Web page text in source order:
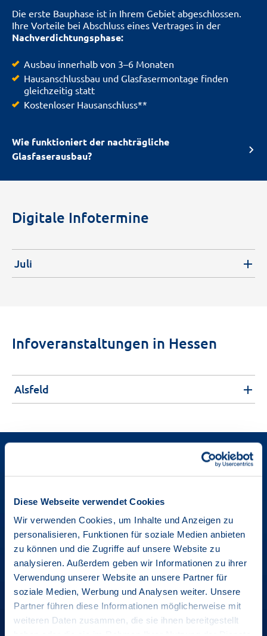
Diese Webseite verwendet Cookies
Wir verwenden Cookies, um Inhalte und Anzeigen zu
personalisieren, Funktionen für soziale Medien anbieten
zu können und die Zugriffe auf unsere Website zu
analysieren. Außerdem geben wir Informationen zu ihrer
Verwendung unserer Website an unsere Partner für
soziale Medien, Werbung und Analysen weiter. Unsere
Partner führen diese Informationen möglicherweise mit
weiteren Daten zusammen, die sie ihnen bereitgestellt
Die erste Bauphase ist in Ihrem Gebiet abgeschlossen.
Ihre Vorteile bei Abschluss eines Vertrages in der
Nachverdichtungsphase:
Ausbau innerhalb von 3–6 Monaten
Hausanschlussbau und Glasfasermontage finden
gleichzeitig statt
Kostenloser Hausanschluss**
Wie funktioniert der nachträgliche
Glasfaserausbau?
Digitale Infotermine
Juli
Infoveranstaltungen in Hessen
Alsfeld